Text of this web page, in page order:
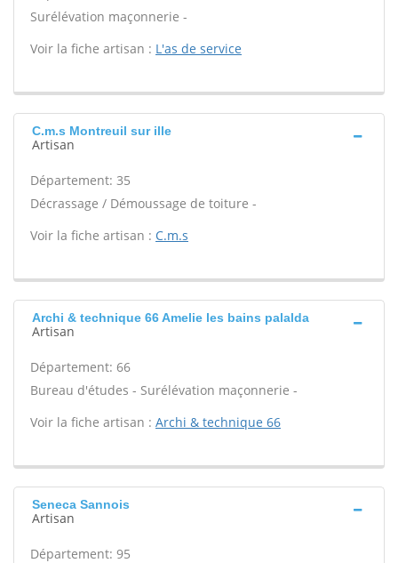
Surélévation maçonnerie -
Voir la fiche artisan : L'as de service
C.m.s Montreuil sur ille
Artisan
Département: 35
Décrassage / Démoussage de toiture -
Voir la fiche artisan : C.m.s
Archi & technique 66 Amelie les bains palalda
Artisan
Département: 66
Bureau d'études - Surélévation maçonnerie -
Voir la fiche artisan : Archi & technique 66
Seneca Sannois
Artisan
Département: 95